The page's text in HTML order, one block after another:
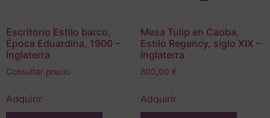
Escritorio Estilo barco,
Época Eduardina, 1900 –
Inglaterra
Consultar precio
Adquirir
Mesa Tulip en Caoba,
Estilo Regency, siglo XIX –
Inglaterra
800,00 €
Adquirir